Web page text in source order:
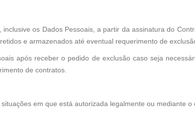
os Dados Pessoais, a partir da assinatura do
e armazenados até eventual requerimento de
após receber o pedido de exclusão caso seja
de contratos.
em que está autorizada legalmente ou mediante